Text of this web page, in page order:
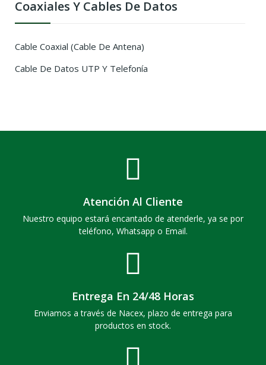
Coaxiales Y Cables De Datos
Cable Coaxial (Cable De Antena)
Cable De Datos UTP Y Telefonía
Atención Al Cliente
Nuestro equipo estará encantado de atenderle, ya se por
teléfono, Whatsapp o Email.
Entrega En 24/48 Horas
Enviamos a través de Nacex, plazo de entrega para
productos en stock.